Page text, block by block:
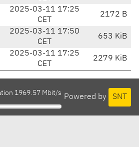
2025-03-11 17:25
CET
2172 B
2025-03-11 17:50
CET
653 KiB
2025-03-11 17:25
CET
2279 KiB
Powered by SNT
1969.57 Mbit/s